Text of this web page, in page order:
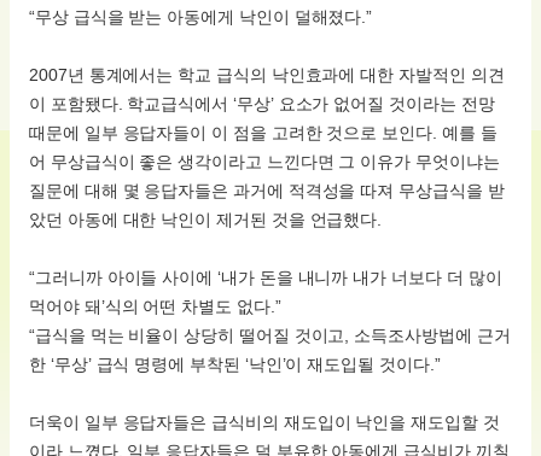
“무상 급식을 받는 아동에게 낙인이 덜해졌다.”
2007년 통계에서는 학교 급식의 낙인효과에 대한 자발적인 의견
이 포함됐다. 학교급식에서 ‘무상’ 요소가 없어질 것이라는 전망
때문에 일부 응답자들이 이 점을 고려한 것으로 보인다. 예를 들
어 무상급식이 좋은 생각이라고 느낀다면 그 이유가 무엇이냐는
질문에 대해 몇 응답자들은 과거에 적격성을 따져 무상급식을 받
았던 아동에 대한 낙인이 제거된 것을 언급했다.
“그러니까 아이들 사이에 ‘내가 돈을 내니까 내가 너보다 더 많이
먹어야 돼’식의 어떤 차별도 없다.”
“급식을 먹는 비율이 상당히 떨어질 것이고, 소득조사방법에 근거
한 ‘무상’ 급식 명령에 부착된 ‘낙인’이 재도입될 것이다.”
더욱이 일부 응답자들은 급식비의 재도입이 낙인을 재도입할 것
이라 느꼈다. 일부 응답자들은 덜 부유한 아동에게 급식비가 끼칠